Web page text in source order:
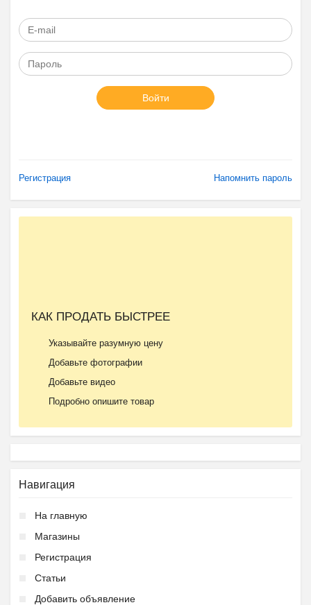
Войти
Регистрация Напомнить пароль
КАК ПРОДАТЬ БЫСТРЕЕ
Указывайте разумную цену
Добавьте фотографии
Добавьте видео
Подробно опишите товар
Навигация
На главную
Магазины
Регистрация
Статьи
Добавить объявление